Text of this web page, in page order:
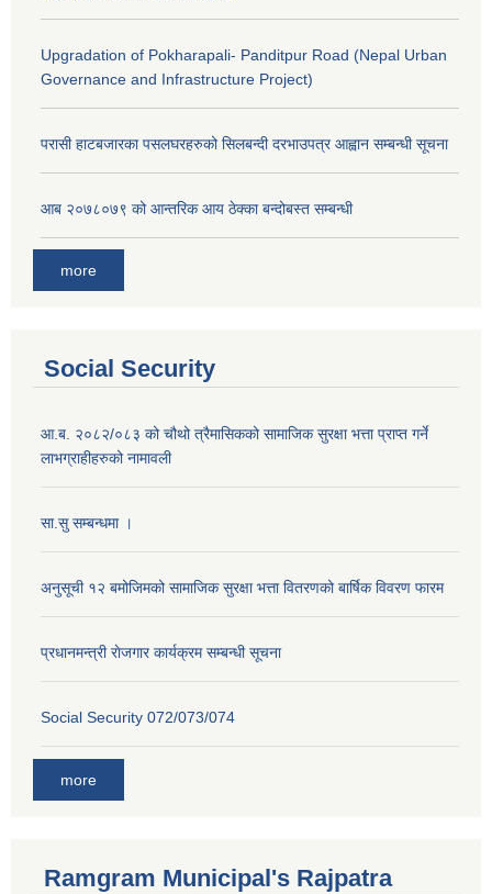
Upgradation of Pokharapali- Panditpur Road (Nepal Urban
Governance and Infrastructure Project)
परासी हाटबजारका पसलघरहरुको सिलबन्दी दरभाउपत्र आह्वान सम्बन्धी सूचना
आ‍ब २०७८०७९ को आन्तरिक आय ठेक्का बन्दोबस्त सम्बन्धी
more
Social Security
आ.ब. २०८२/०८३ को चौथो त्रैमासिकको सामाजिक सुरक्षा भत्ता प्राप्त गर्ने
लाभग्राहीहरुको नामावली
सा.सु सम्बन्धमा ।
अनुसूची १२ बमोजिमको सामाजिक सुरक्षा भत्ता वितरणको बार्षिक विवरण फारम
प्रधानमन्त्री राेजगार कार्यक्रम सम्बन्धी सूचना
Social Security 072/073/074
more
Ramgram Municipal's Rajpatra